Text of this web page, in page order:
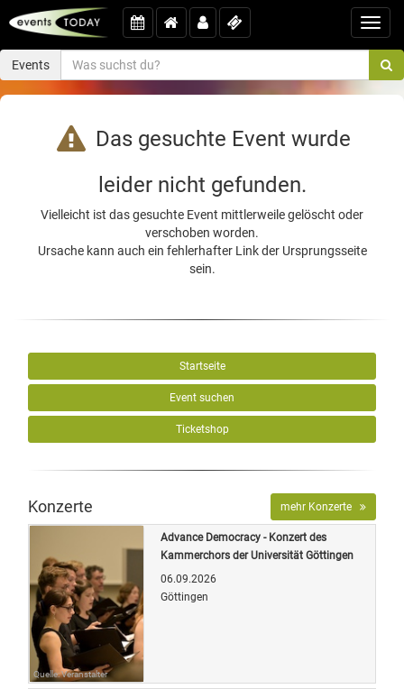
Events
Das gesuchte Event wurde
leider nicht gefunden.
Vielleicht ist das gesuchte Event mittlerweile gelöscht oder
verschoben worden.
Ursache kann auch ein fehlerhafter Link der Ursprungsseite
sein.
Startseite
Event suchen
Ticketshop
Konzerte mehr Konzerte
Quelle: Veranstalter
Advance Democracy - Konzert des
Kammerchors der Universität Göttingen
06.09.2026
Göttingen